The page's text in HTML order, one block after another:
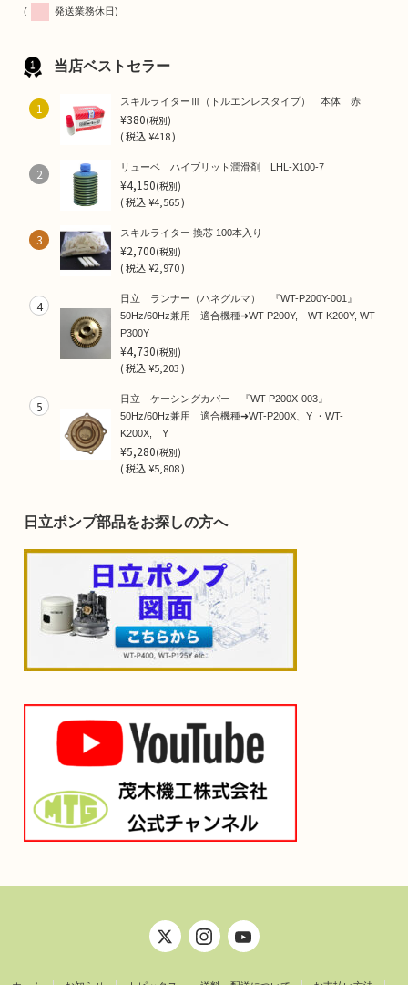
( 発送業務休日)
当店ベストセラー
1 スキルライターⅢ（トルエンレスタイプ） 本体 赤
¥380(税別)
(税込¥418 )
2 リューベ ハイブリット潤滑剤 LHL-X100-7
¥4,150(税別)
(税込¥4,565 )
3 スキルライター 換芯 100本入り
¥2,700(税別)
(税込¥2,970 )
4
日立 ランナー（ハネグルマ） 『WT-P200Y-001』
50Hz/60Hz兼用 適合機種➜WT-P200Y, WT-K200Y, WT-
P300Y
¥4,730(税別)
(税込¥5,203 )
5
日立 ケーシングカバー 『WT-P200X-003』
50Hz/60Hz兼用 適合機種➜WT-P200X、Y ・WT-
K200X, Y
¥5,280(税別)
(税込¥5,808 )
日立ポンプ部品をお探しの方へ